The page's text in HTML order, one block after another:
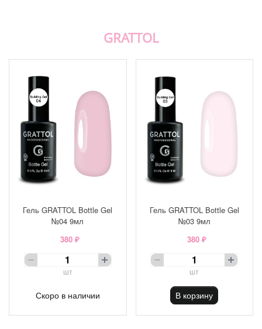
GRATTOL
Гель GRATTOL Bottle Gel
№04 9мл
380 ₽
шт
Скоро в наличии
Гель GRATTOL Bottle Gel
№03 9мл
380 ₽
шт
В корзину